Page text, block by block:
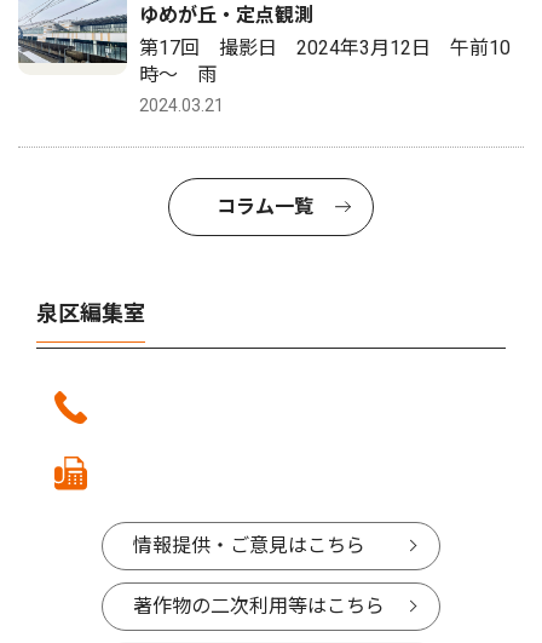
ゆめが丘・定点観測
第17回 撮影日 2024年3月12日 午前10
時〜 雨
2024.03.21
コラム一覧
泉区編集室
情報提供・ご意見はこちら
著作物の二次利用等はこちら